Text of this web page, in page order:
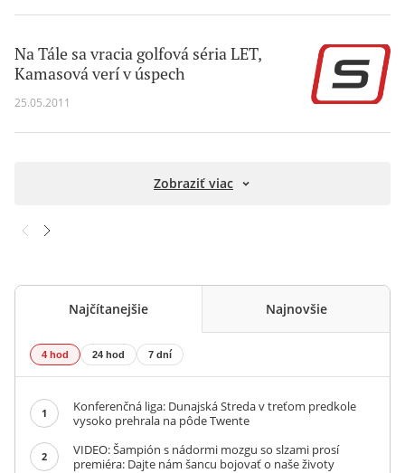
Na Tále sa vracia golfová séria LET,
Kamasová verí v úspech
25.05.2011
Zobraziť viac
Najčítanejšie Najnovšie
4 hod 24 hod 7 dní
1
Konferenčná liga: Dunajská Streda v treťom predkole
vysoko prehrala na pôde Twente
2
VIDEO: Šampión s nádormi mozgu so slzami prosí
premiéra: Dajte nám šancu bojovať o naše životy